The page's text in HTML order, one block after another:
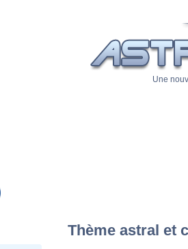
Une
Thème astral et